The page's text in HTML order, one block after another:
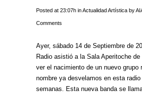
Posted at 23:07h inActualidad Artística by
Comments
Ayer, sábado 14 de Septiembre de
Radio asistió a la Sala Aperitoche de
ver el nacimiento de un nuevo grupo
nombre ya desvelamos en esta radio
semanas. Esta nueva banda se